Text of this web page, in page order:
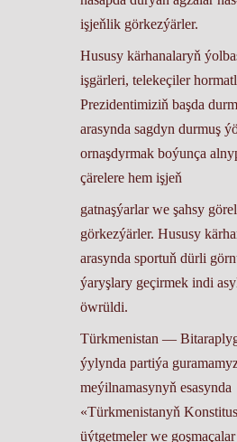
işjeňlik görkezýärler.
Hususy kärhanalaryň
işgärleri, telekeçiler
Prezidentimiziň başda
arasynda sagdyn durmuş
ornaşdyrmak boýunça
çärelere hem işjeň
gatnaşýarlar we şahsy
görkezýärler. Hususy
arasynda sportuň dürli
ýaryşlary geçirmek indi
öwrüldi.
Türkmenistan —
ýylynda partiýa
meýilnamasynyň esasynda
«Türkmenistanyň
üýtgetmeler we